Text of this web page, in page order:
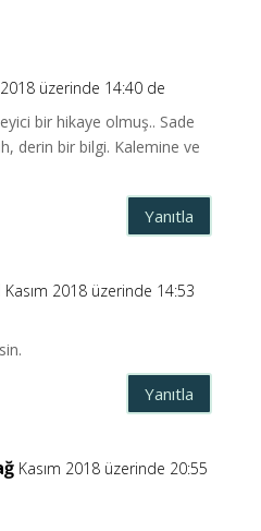
2018 üzerinde 14:40 de
bir hikaye olmuş.. Sade
derin bir bilgi. Kalemine ve
Yanıtla
Kasım 2018 üzerinde 14:53
Yanıtla
Kasım 2018 üzerinde 20:55